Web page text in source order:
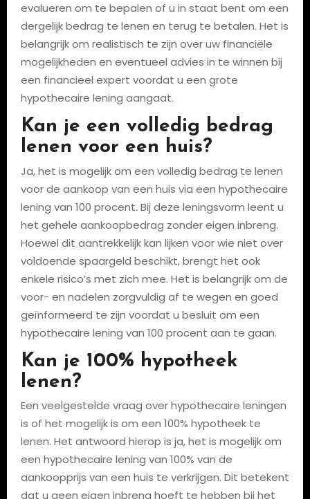
evalueren om te bepalen of u in staat bent om een
dergelijk bedrag te lenen en terug te betalen. Het is
belangrijk om realistisch te zijn over uw financiële
mogelijkheden en eventueel advies in te winnen bij
een financieel expert voordat u een grote
hypothecaire lening aangaat.
Kan je een volledig bedrag
lenen voor een huis?
Ja, het is mogelijk om een volledig bedrag te lenen
voor de aankoop van een huis via een hypothecaire
lening van 100 procent. Bij deze leningsvorm leent u
het gehele aankoopbedrag zonder eigen inbreng.
Hoewel dit aantrekkelijk kan lijken voor wie niet over
voldoende spaargeld beschikt, brengt het ook
enkele risico’s met zich mee. Het is belangrijk om de
voor- en nadelen zorgvuldig af te wegen en goed
geïnformeerd te zijn voordat u besluit om een
hypothecaire lening van 100 procent aan te gaan.
Kan je 100% hypotheek
lenen?
Een veelgestelde vraag over hypothecaire leningen
is of het mogelijk is om een 100% hypotheek te
lenen. Het antwoord hierop is ja, het is mogelijk om
een hypothecaire lening van 100% van de
aankoopprijs van een huis te verkrijgen. Dit betekent
dat u geen eigen inbreng hoeft te hebben bij het